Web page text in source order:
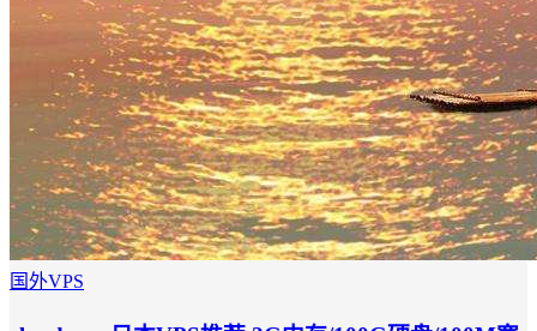
国外VPS